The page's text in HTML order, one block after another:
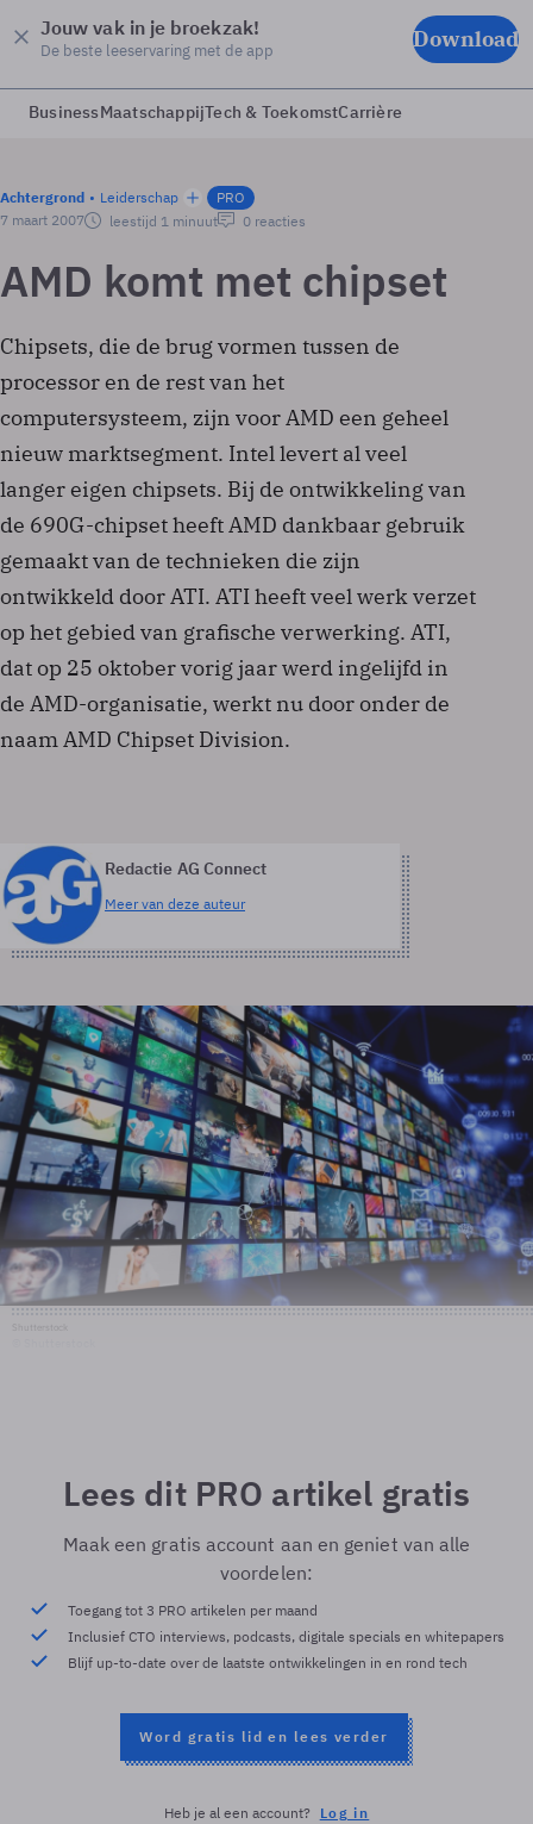
Jouw vak in je broekzak!
De beste leeservaring met de app Download
BusinessMaatschappijTech & ToekomstCarrière
Achtergrond Leiderschap
PRO
7 maart 2007
leestijd 1 minuut 0 reacties
AMD komt met chipset
Chipsets, die de brug vormen tussen de
processor en de rest van het
computersysteem, zijn voor AMD een geheel
nieuw marktsegment. Intel levert al veel
langer eigen chipsets. Bij de ontwikkeling van
de 690G-chipset heeft AMD dankbaar gebruik
gemaakt van de technieken die zijn
ontwikkeld door ATI. ATI heeft veel werk verzet
op het gebied van grafische verwerking. ATI,
dat op 25 oktober vorig jaar werd ingelijfd in
de AMD-organisatie, werkt nu door onder de
naam AMD Chipset Division.
Redactie AG Connect
Meer van deze auteur
Lees dit PRO artikel gratis
Maak een gratis account aan en geniet van alle
voordelen:
Toegang tot 3 PRO artikelen per maand
Inclusief CTO interviews, podcasts, digitale specials en whitepapers
Blijf up-to-date over de laatste ontwikkelingen in en rond tech
Word gratis lid en lees verder
Heb je al een account? Log in